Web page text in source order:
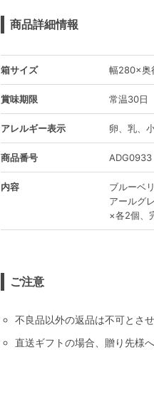
商品詳細情報
箱サイズ 幅280×奥
賞味期限 常温30日
アレルギー表示 卵、乳、
商品番号 ADG0933
内容
ブルーベ
アールグ
×各2個、
ご注意
不良品以外の返品は不可とさ
直送ギフトの場合、贈り先様